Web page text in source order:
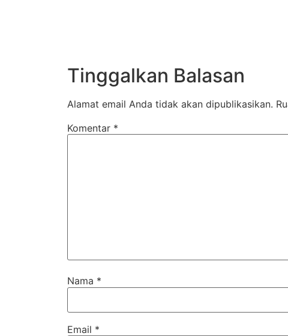
Tinggalkan Balasan
Alamat email Anda tidak akan dipublikasikan.
Komentar *
Nama *
Email *